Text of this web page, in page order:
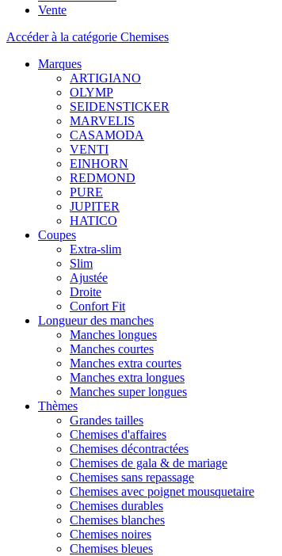
Vente
Accéder à la catégorie Chemises
Marques
ARTIGIANO
OLYMP
SEIDENSTICKER
MARVELIS
CASAMODA
VENTI
EINHORN
REDMOND
PURE
JUPITER
HATICO
Coupes
Extra-slim
Slim
Ajustée
Droite
Confort Fit
Longueur des manches
Manches longues
Manches courtes
Manches extra courtes
Manches extra longues
Manches super longues
Thèmes
Grandes tailles
Chemises d'affaires
Chemises décontractées
Chemises de gala & de mariage
Chemises sans repassage
Chemises avec poignet mousquetaire
Chemises durables
Chemises blanches
Chemises noires
Chemises bleues